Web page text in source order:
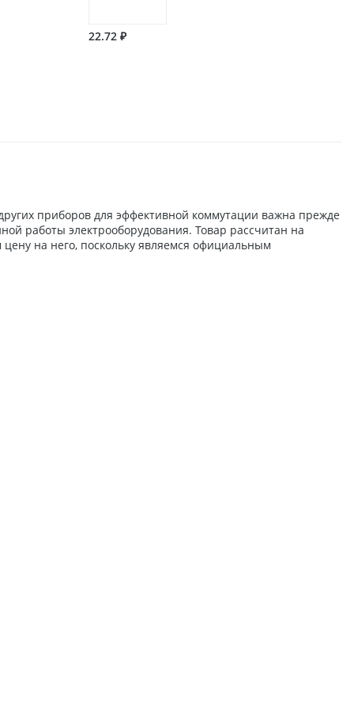
22.72 ₽
приборов для эффективной коммутации важна прежде
работы электрооборудования. Товар рассчитан на
на него, поскольку являемся официальным